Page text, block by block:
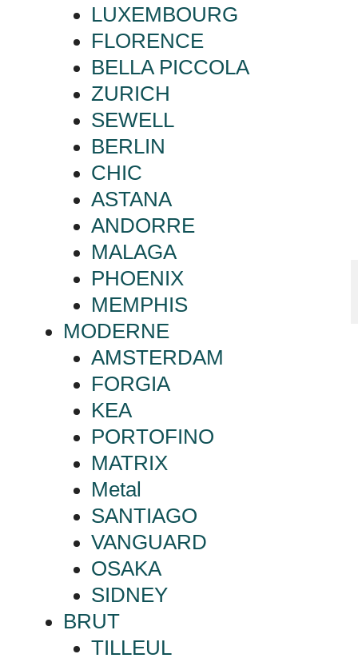
LUXEMBOURG
FLORENCE
BELLA PICCOLA
ZURICH
SEWELL
BERLIN
CHIC
ASTANA
ANDORRE
MALAGA
PHOENIX
MEMPHIS
MODERNE
AMSTERDAM
FORGIA
KEA
PORTOFINO
MATRIX
Metal
SANTIAGO
VANGUARD
OSAKA
SIDNEY
BRUT
TILLEUL